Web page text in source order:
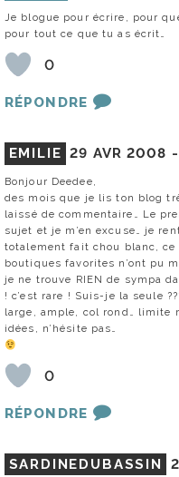
Je blogue pour écrire, pour
pour tout ce que tu as écrit…
0
RÉPONDRE
EMILIE 29 AVR 2008 -
Bonjour Deedee,
des mois que je lis ton blog
laissé de commentaire… Le
sujet et je m’en excuse… je
totalement fait chou blanc,
boutiques favorites n’ont pu
je ne trouve RIEN de sympa
! c’est rare ! Suis-je la seule
large, ample, col rond… limite
idées, n’hésite pas…
0
RÉPONDRE
SARDINEDUBASSIN